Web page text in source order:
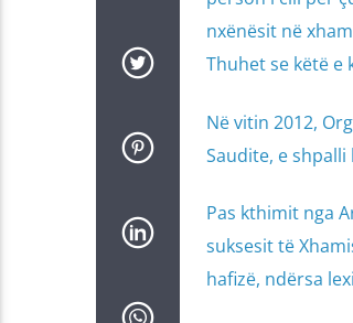
nxënësit në
Thuhet se këtë e
Në vitin 2012,
Saudite, e
Pas kthimit nga
suksesit të
hafizë, ndërsa